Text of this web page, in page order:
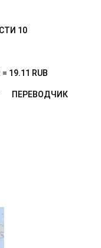
10
= 19.11 RUB
ПЕРЕВОДЧИК